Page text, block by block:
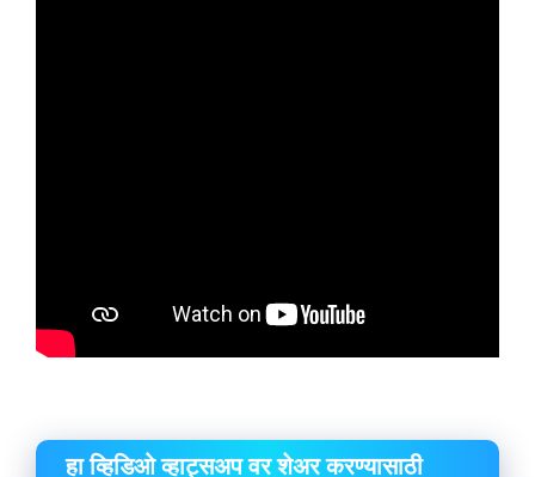
हा व्हिडिओ व्हाट्सअप वर शेअर करण्यासाठी